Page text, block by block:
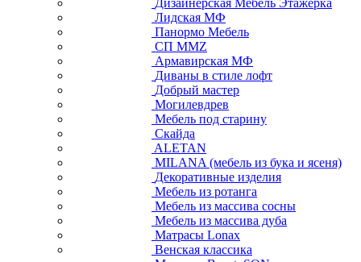
Лидская МФ
Панормо Мебель
СП ММZ
Армавирская МФ
Диваны в стиле лофт
Добрый мастер
Могилевдрев
Мебель под старину
Скайда
ALETAN
MILANA (мебель из бука и ясеня)
Декоративные изделия
Мебель из ротанга
Мебель из массива сосны
Мебель из массива дуба
Матрасы Lonax
Венская классика